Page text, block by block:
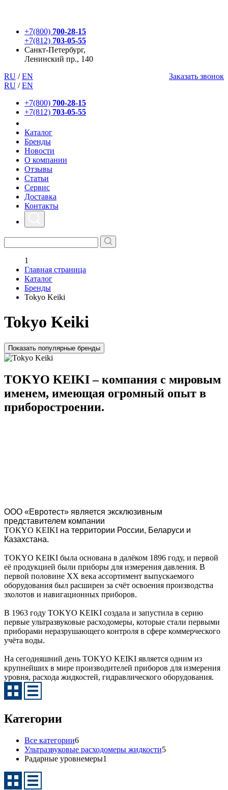
+7(800) 700-28-15
+7(812) 703-05-55
Санкт-Петербург,
Ленинский пр., 140
RU / EN
Заказать звонок
RU / EN
+7(800) 700-28-15
+7(812) 703-05-55
Каталог
Бренды
Новости
О компании
Отзывы
Статьи
Сервис
Доставка
Контакты
1
Главная страница
Каталог
Бренды
Tokyo Keiki
Tokyo Keiki
Показать популярные бренды
TOKYO KEIKI – компания с мировым
именем, имеющая огромный опыт в
приборостроении.
ООО «Евротест» является эксклюзивным
представителем компании
TOKYO KEIKI на территории России, Беларуси и
Казахстана.
TOKYO KEIKI была основана в далёком 1896 году, и первой
её продукцией были приборы для измерения давления. В
первой половине XX века ассортимент выпускаемого
оборудования был расширен за счёт освоения производства
эхолотов и навигационных приборов.
В 1963 году TOKYO KEIKI создала и запустила в серию
первые ультразвуковые расходомеры, которые стали первыми
приборами неразрушающего контроля в сфере коммерческого
учёта воды.
На сегодняшний день TOKYO KEIKI является одним из
крупнейших в мире производителей приборов для измерения
уровня, расхода жидкостей, гидравлического оборудования.
Категории
Все категории6
Ультразвуковые расходомеры жидкости5
Радарные уровнемеры1